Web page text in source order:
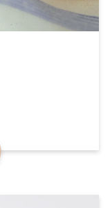
geitenmelk.